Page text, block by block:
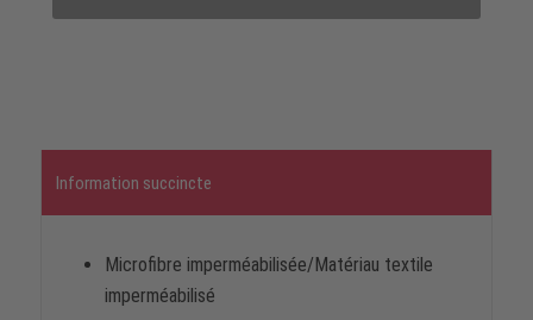
Information succincte
Microfibre imperméabilisée/Matériau textile
imperméabilisé